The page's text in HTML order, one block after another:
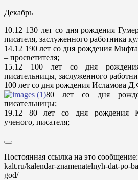
Декабрь
10.12 130 лет со дня рождения
писателя, заслуженного работника
14.12 190 лет со дня рождения
– просветителя;
15.12 100 лет со дня
писательницы, заслуженного
100 лет со дня рождения Исламова
80 лет со дня
писательницы;
19.12 80 лет со дня рождения
ученого, писателя;
Постоянная ссылка на это сообщение:
kalt.ru/kalendar-znamenatelnyh-dat-po-
god/